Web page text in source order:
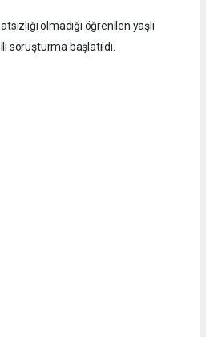
olmadığı öğrenilen yaşlı
soruşturma başlatıldı.